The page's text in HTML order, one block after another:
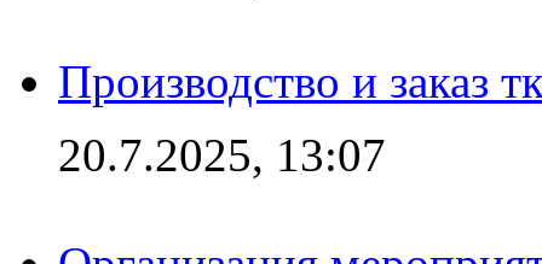
Производство и заказ
20.7.2025, 13:07